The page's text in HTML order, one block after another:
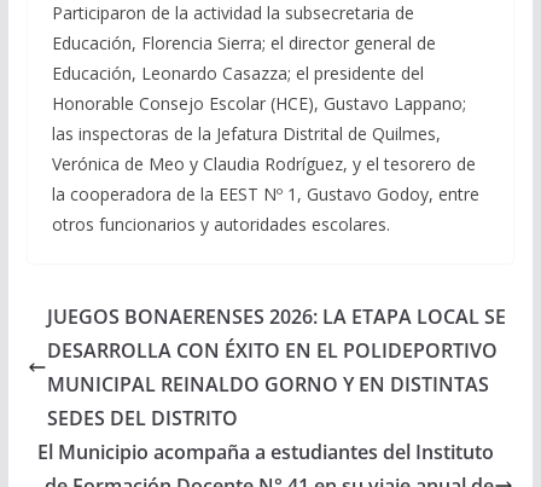
Participaron de la actividad la subsecretaria de
Educación, Florencia Sierra; el director general de
Educación, Leonardo Casazza; el presidente del
Honorable Consejo Escolar (HCE), Gustavo Lappano;
las inspectoras de la Jefatura Distrital de Quilmes,
Verónica de Meo y Claudia Rodríguez, y el tesorero de
la cooperadora de la EEST Nº 1, Gustavo Godoy, entre
otros funcionarios y autoridades escolares.
JUEGOS BONAERENSES 2026: LA ETAPA LOCAL SE
DESARROLLA CON ÉXITO EN EL POLIDEPORTIVO
MUNICIPAL REINALDO GORNO Y EN DISTINTAS
SEDES DEL DISTRITO
El Municipio acompaña a estudiantes del Instituto